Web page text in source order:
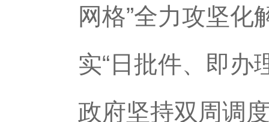
网格”全力攻坚
实“日批件、即办
政府坚持双周调